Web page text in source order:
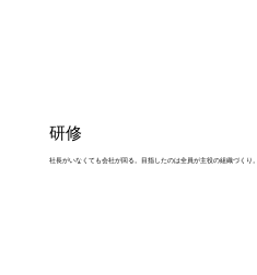
研修
社長がいなくても会社が回る。目指したのは全員が主役の組織づくり。